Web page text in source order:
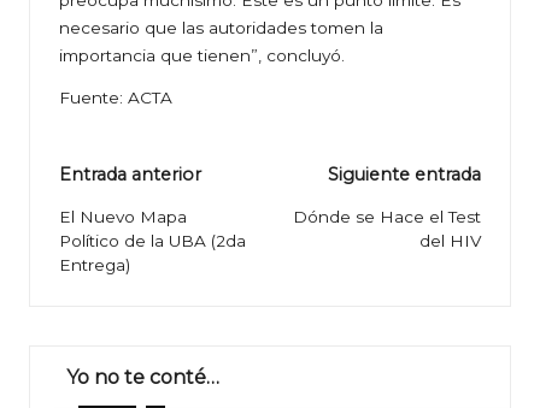
necesario que las autoridades tomen la
importancia que tienen”, concluyó.
Fuente: ACTA
Navegación
de
entradas
Entrada anterior
El Nuevo Mapa
Político de la UBA (2da
Entrega)
Siguiente entrada
Dónde se Hace el Test
del HIV
Yo no te conté…